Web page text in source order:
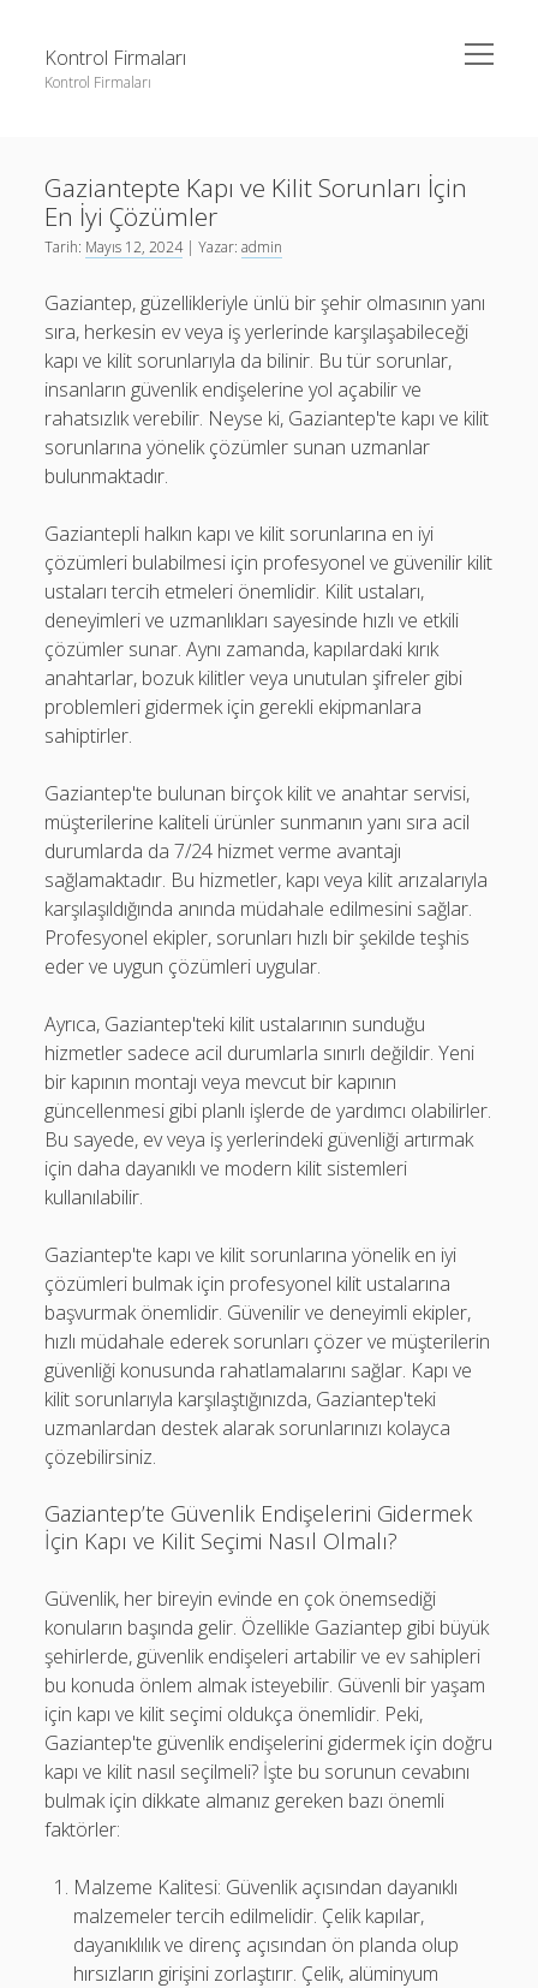
Kontrol Firmaları
Kontrol Firmaları
menüyü
aç
Liste
Sayfa Listesi
Youtube Dislike Arttırma Parasız
3 milyon takipçi ne kadar para alıyor
Sayfa Listesi
Şifresiz Facebook Beğeni Yükseltme
Youtube Dislike Arttırma Parasız
Gaziantepte Kapı ve Kilit Sorunları İçin
En İyi Çözümler
Tarih: Mayıs 12, 2024| Yazar:admin
Gaziantep, güzellikleriyle ünlü bir şehir olmasının yanı
sıra, herkesin ev veya iş yerlerinde karşılaşabileceği
kapı ve kilit sorunlarıyla da bilinir. Bu tür sorunlar,
insanların güvenlik endişelerine yol açabilir ve
rahatsızlık verebilir. Neyse ki, Gaziantep'te kapı ve kilit
sorunlarına yönelik çözümler sunan uzmanlar
bulunmaktadır.
Gaziantepli halkın kapı ve kilit sorunlarına en iyi
çözümleri bulabilmesi için profesyonel ve güvenilir kilit
ustaları tercih etmeleri önemlidir. Kilit ustaları,
deneyimleri ve uzmanlıkları sayesinde hızlı ve etkili
çözümler sunar. Aynı zamanda, kapılardaki kırık
anahtarlar, bozuk kilitler veya unutulan şifreler gibi
problemleri gidermek için gerekli ekipmanlara
sahiptirler.
Gaziantep'te bulunan birçok kilit ve anahtar servisi,
müşterilerine kaliteli ürünler sunmanın yanı sıra acil
durumlarda da 7/24 hizmet verme avantajı
sağlamaktadır. Bu hizmetler, kapı veya kilit arızalarıyla
karşılaşıldığında anında müdahale edilmesini sağlar.
Profesyonel ekipler, sorunları hızlı bir şekilde teşhis
eder ve uygun çözümleri uygular.
Ayrıca, Gaziantep'teki kilit ustalarının sunduğu
hizmetler sadece acil durumlarla sınırlı değildir. Yeni
bir kapının montajı veya mevcut bir kapının
güncellenmesi gibi planlı işlerde de yardımcı olabilirler.
Bu sayede, ev veya iş yerlerindeki güvenliği artırmak
için daha dayanıklı ve modern kilit sistemleri
kullanılabilir.
Gaziantep'te kapı ve kilit sorunlarına yönelik en iyi
çözümleri bulmak için profesyonel kilit ustalarına
başvurmak önemlidir. Güvenilir ve deneyimli ekipler,
hızlı müdahale ederek sorunları çözer ve müşterilerin
güvenliği konusunda rahatlamalarını sağlar. Kapı ve
kilit sorunlarıyla karşılaştığınızda, Gaziantep'teki
uzmanlardan destek alarak sorunlarınızı kolayca
çözebilirsiniz.
Gaziantep’te Güvenlik Endişelerini Gidermek
İçin Kapı ve Kilit Seçimi Nasıl Olmalı?
Güvenlik, her bireyin evinde en çok önemsediği
konuların başında gelir. Özellikle Gaziantep gibi büyük
şehirlerde, güvenlik endişeleri artabilir ve ev sahipleri
bu konuda önlem almak isteyebilir. Güvenli bir yaşam
için kapı ve kilit seçimi oldukça önemlidir. Peki,
Gaziantep'te güvenlik endişelerini gidermek için doğru
kapı ve kilit nasıl seçilmeli? İşte bu sorunun cevabını
bulmak için dikkate almanız gereken bazı önemli
faktörler:
Malzeme Kalitesi: Güvenlik açısından dayanıklı
malzemeler tercih edilmelidir. Çelik kapılar,
dayanıklılık ve direnç açısından ön planda olup
hırsızların girişini zorlaştırır. Çelik, alüminyum